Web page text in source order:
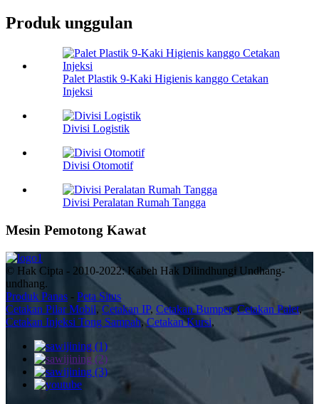
Produk unggulan
Palet Plastik 9-Kaki Higienis kanggo Cetakan
Injeksi
Divisi Logistik
Divisi Otomotif
Divisi Peralatan Rumah Tangga
Mesin Pemotong Kawat
© Hak Cipta - 2010-2022: Kabeh Hak Dilindhungi Undhang-
undhang.
Produk Panas - Peta Situs
Cetakan Pilar Mobil, Cetakan IP, Cetakan Bumper, Cetakan Palet,
Cetakan Injeksi Tong Sampah,Cetakan Kursi,